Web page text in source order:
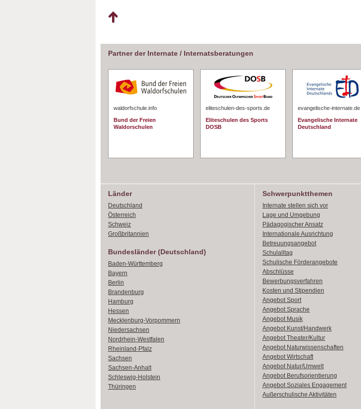
Partner der Internate / Internatsberatungen
waldorfschule.info
Bund der Freien
Waldorschulen
eliteschulen-des-sports.de
Eliteschulen des Sports
DOSB
evangelische-internate.de
Evangelische Internate
Deutschland
Länder
Deutschland
Österreich
Schweiz
Großbritannien
Bundesländer (Deutschland)
Baden-Württemberg
Bayern
Berlin
Brandenburg
Hamburg
Hessen
Mecklenburg-Vorpommern
Niedersachsen
Nordrhein-Westfalen
Rheinland-Pfalz
Sachsen
Sachsen-Anhalt
Schleswig-Holstein
Thüringen
Schwerpunktthemen
Internate stellen sich vor
Lage und Umgebung
Pädagogischer Ansatz
Internationale Ausrichtung
Betreuungsangebot
Schulalltag
Schulische Förderangebote
Abschlüsse
Bewerbungsverfahren
Kosten und Stipendien
Angebot Sport
Angebot Sprache
Angebot Musik
Angebot Kunst/Handwerk
Angebot Theater/Kultur
Angebot Naturwissenschaften
Angebot Wirtschaft
Angebot Natur/Umwelt
Angebot Berufsorientierung
Angebot Soziales Engagement
Außerschulische Aktivitäten